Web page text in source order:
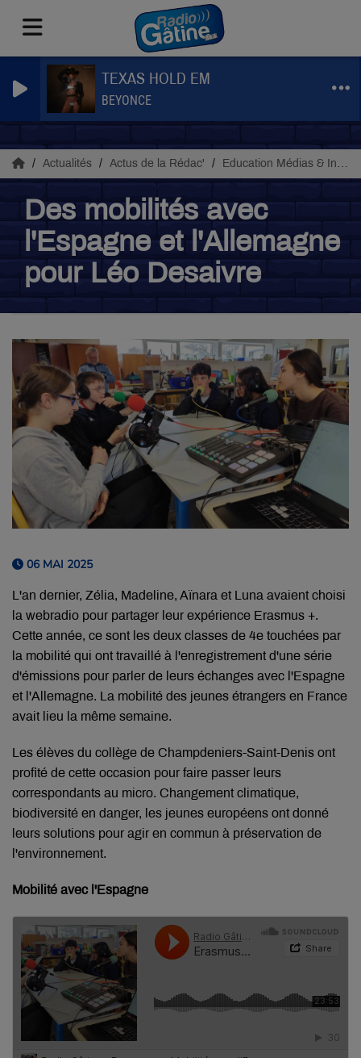
TEXAS HOLD EM
BEYONCE
Actualités Actus de la Rédac' Education Médias & Info
Des mobilités avec
l'Espagne et l'Allemagne
pour Léo Desaivre
06 MAI 2025
L'an dernier, Zélia, Madeline, Aïnara et Luna avaient choisi
la webradio pour partager leur expérience Erasmus +.
Cette année, ce sont les deux classes de 4e touchées par
la mobilité qui ont travaillé à l'enregistrement d'une série
d'émissions pour parler de leurs échanges avec l'Espagne
et l'Allemagne. La mobilité des jeunes étrangers en France
avait lieu la même semaine.
Les élèves du collège de Champdeniers-Saint-Denis ont
profité de cette occasion pour faire passer leurs
correspondants au micro. Changement climatique,
biodiversité en danger, les jeunes européens ont donné
leurs solutions pour agir en commun à préservation de
l'environnement.
Mobilité avec l'Espagne